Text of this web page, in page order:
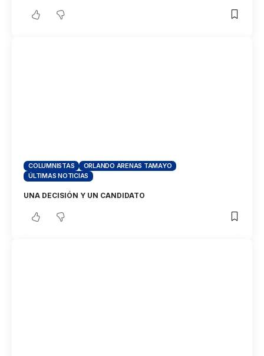
COLUMNISTAS
ORLANDO ARENAS TAMAYO
ÚLTIMAS NOTICIAS
UNA DECISIÓN Y UN CANDIDATO